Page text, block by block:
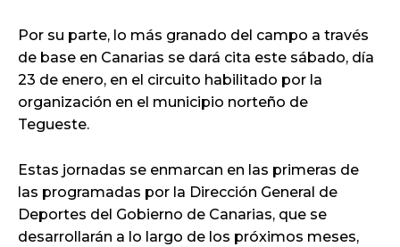
Por su parte, lo más granado del campo a través
de base en Canarias se dará cita este sábado, día
23 de enero, en el circuito habilitado por la
organización en el municipio norteño de
Tegueste.
Estas jornadas se enmarcan en las primeras de
las programadas por la Dirección General de
Deportes del Gobierno de Canarias, que se
desarrollarán a lo largo de los próximos meses,